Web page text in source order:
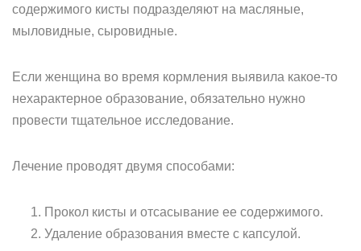
содержимого кисты подразделяют на масляные,
мыловидные, сыровидные.
Если женщина во время кормления выявила какое-то
нехарактерное образование, обязательно нужно
провести тщательное исследование.
Лечение проводят двумя способами:
Прокол кисты и отсасывание ее содержимого.
Удаление образования вместе с капсулой.